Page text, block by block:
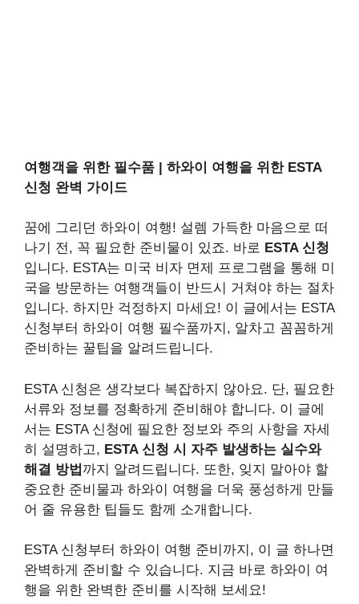
여행객을 위한 필수품 | 하와이 여행을 위한 ESTA
신청 완벽 가이드
꿈에 그리던 하와이 여행! 설렘 가득한 마음으로 떠
나기 전, 꼭 필요한 준비물이 있죠. 바로 ESTA 신청
입니다. ESTA는 미국 비자 면제 프로그램을 통해 미
국을 방문하는 여행객들이 반드시 거쳐야 하는 절차
입니다. 하지만 걱정하지 마세요! 이 글에서는 ESTA
신청부터 하와이 여행 필수품까지, 알차고 꼼꼼하게
준비하는 꿀팁을 알려드립니다.
ESTA 신청은 생각보다 복잡하지 않아요. 단, 필요한
서류와 정보를 정확하게 준비해야 합니다. 이 글에
서는 ESTA 신청에 필요한 정보와 주의 사항을 자세
히 설명하고, ESTA 신청 시 자주 발생하는 실수와
해결 방법 까지 알려드립니다. 또한, 잊지 말아야 할
중요한 준비물과 하와이 여행을 더욱 풍성하게 만들
어 줄 유용한 팁들도 함께 소개합니다.
ESTA 신청부터 하와이 여행 준비까지, 이 글 하나면
완벽하게 준비할 수 있습니다. 지금 바로 하와이 여
행을 위한 완벽한 준비를 시작해 보세요!